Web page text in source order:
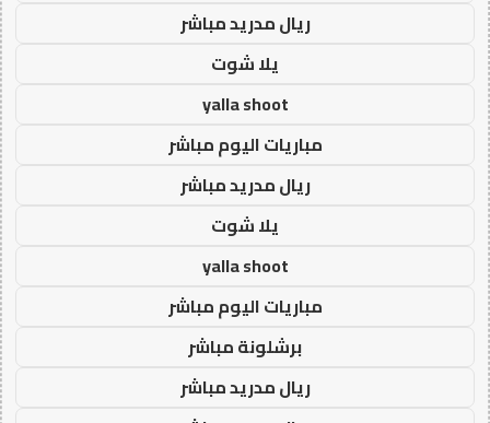
ريال مدريد مباشر
يلا شوت
yalla shoot
مباريات اليوم مباشر
ريال مدريد مباشر
يلا شوت
yalla shoot
مباريات اليوم مباشر
برشلونة مباشر
ريال مدريد مباشر